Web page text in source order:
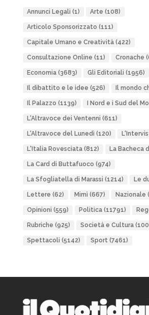
Annunci Legali (1) Arte (108)
Articolo Sponsorizzato (111)
Capitale Umano e Creatività(422)
Consultazione Online (11) Cronache
Economia(3683) Gli Editoriali (1956)
Il dibattito e le idee (526) Il mondo
Il Palazzo (1139) I Nord e i Sud del
L'Altravoce dei Ventenni (611)
L'Altravoce del Lunedì (120)
L'Italia Rovesciata(812) La Bacheca
La Card di Buttafuoco (974)
La Sfogliatella di Marassi (1214) Le
Lettere (62) Mimì (667) Nazionale
Opinioni (559) Politica(11791)
Rubriche (925) Società e Cultura
Spettacoli (5142) Sport(7461)